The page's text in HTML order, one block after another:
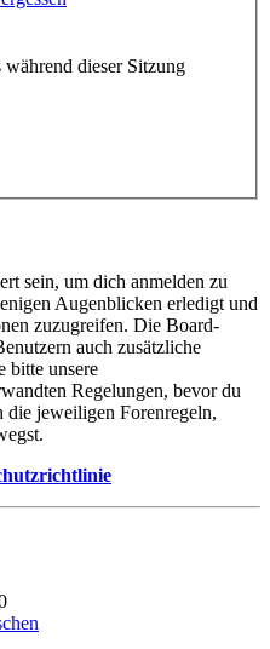
dieser Sitzung
sein, um dich anmelden zu
Augenblicken erledigt und
zuzugreifen. Die Board-
auch zusätzliche
bitte unsere
Regelungen, bevor du
die jeweiligen Forenregeln,